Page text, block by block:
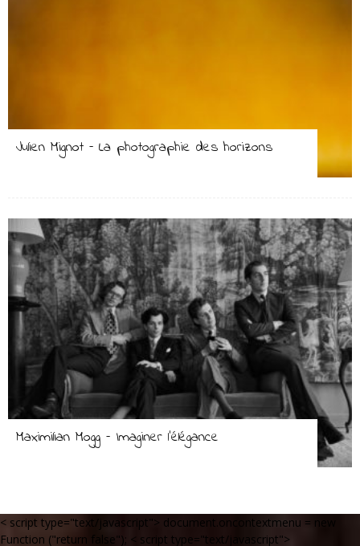
Julien Mignot – La photographie des horizons
Maximilian Mogg – Imaginer l’élégance
< script type="text/javascript"> document.oncontextmenu = new
Function ("return false"); < script type="text/javascript">